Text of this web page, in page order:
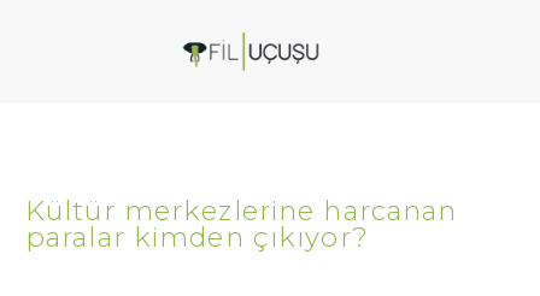
Kültür merkezlerine harcanan
paralar kimden çıkıyor?